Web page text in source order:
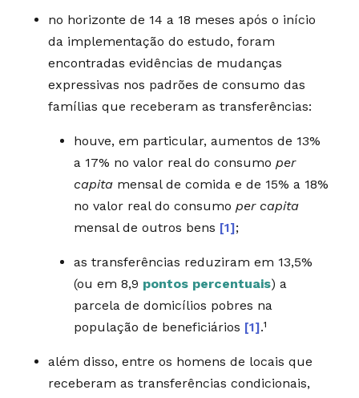
no horizonte de 14 a 18 meses após o início
da implementação do estudo, foram
encontradas evidências de mudanças
expressivas nos padrões de consumo das
famílias que receberam as transferências:
houve, em particular, aumentos de 13%
a 17% no valor real do consumo per
capitamensal de comida e de 15% a 18%
no valor real do consumo per capita
mensal de outros bens [1];
as transferências reduziram em 13,5%
(ou em 8,9 pontos percentuais) a
parcela de domicílios pobres na
população de beneficiários [1].¹
além disso, entre os homens de locais que
receberam as transferências condicionais,